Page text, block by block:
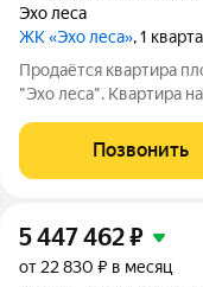
Эхо леса
ЖК «Эхо леса», 1
Продаётся квартира
"Эхо леса". Квартира
особенностей планировки изолированные комнаты с
на одну сторону, 1
Позвонить
5 447 462₽
от 22 830 ₽ в месяц